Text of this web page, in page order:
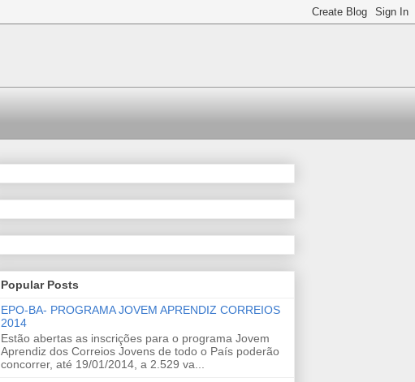
Popular Posts
EPO-BA- PROGRAMA JOVEM APRENDIZ CORREIOS
2014
Estão abertas as inscrições para o programa Jovem
Aprendiz dos Correios Jovens de todo o País poderão
concorrer, até 19/01/2014, a 2.529 va...